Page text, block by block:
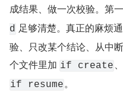
成结果、做一次校验。第
d 足够清楚。真正的麻烦
验、只改某个结论、从中
个文件里加 if create 、
if resume。